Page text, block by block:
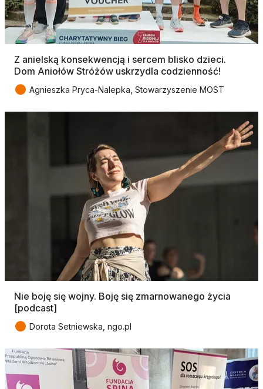
Z anielską konsekwencją i sercem blisko dzieci.
Dom Aniołów Stróżów uskrzydla codzienność!
● Agnieszka Pryca-Nalepka, Stowarzyszenie MOST
Nie boję się wojny. Boję się zmarnowanego życia
[podcast]
● Dorota Setniewska, ngo.pl